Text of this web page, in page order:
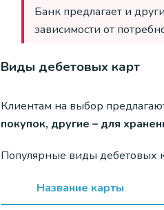
Банк предлагает и
зависимости от
Виды дебетовых карт
Клиентам на выбор
покупок, другие – для
Популярные виды дебетовых
Название карты